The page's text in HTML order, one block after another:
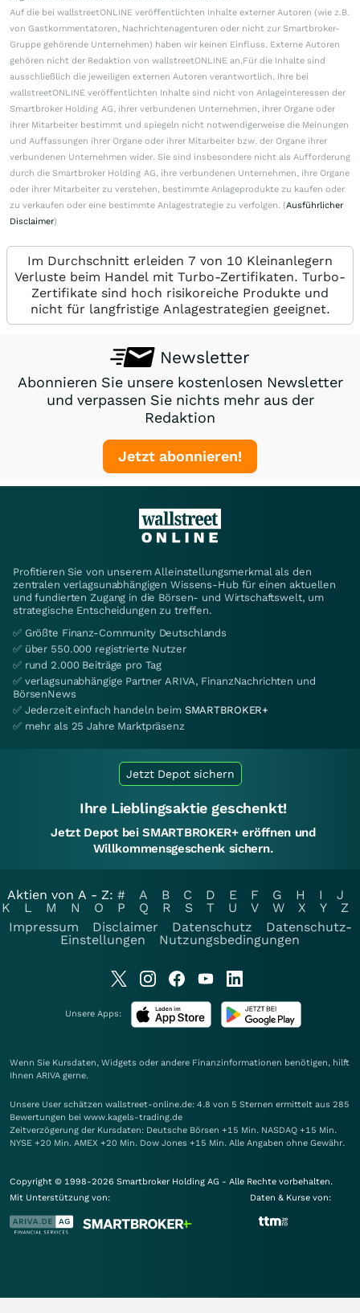
Auf die bei wallstreetONLINE veröffentlichten Inhalte externer Autoren (wie z.B.
von Gastkommentatoren, Nachrichtenagenturen oder nicht zur Smartbroker-
Gruppe gehörende Unternehmen) haben wir keinen Einfluss. Externe Autoren
gehören nicht der Redaktion von wallstreetONLINE an.Für die Inhalte sind
ausschließlich die jeweiligen externen Autoren verantwortlich. Ihre bei
wallstreetONLINE veröffentlichten Inhalte sind nicht von Anlageinteressen der
Smartbroker Holding AG, ihrer verbundenen Unternehmen, ihrer Organe oder
ihrer Mitarbeiter bestimmt und spiegeln nicht notwendigerweise die Meinungen
und Auffassungen ihrer Organe oder ihrer Mitarbeiter bzw. der Organe ihrer
verbundenen Unternehmen wider. Sie sind insbesondere nicht als Aufforderung
durch die Smartbroker Holding AG, ihre verbundenen Unternehmen, ihre Organe
oder ihrer Mitarbeiter zu verstehen, bestimmte Anlageprodukte zu kaufen oder
zu verkaufen oder eine bestimmte Anlagestrategie zu verfolgen. (Ausführlicher
Disclaimer)
Im Durchschnitt erleiden 7 von 10 Kleinanlegern
Verluste beim Handel mit Turbo-Zertifikaten. Turbo-
Zertifikate sind hoch risikoreiche Produkte und
nicht für langfristige Anlagestrategien geeignet.
Newsletter
Abonnieren Sie unsere kostenlosen Newsletter
und verpassen Sie nichts mehr aus der
Redaktion
Jetzt abonnieren!
Profitieren Sie von unserem Alleinstellungsmerkmal als den
zentralen verlagsunabhängigen Wissens-Hub für einen aktuellen
und fundierten Zugang in die Börsen- und Wirtschaftswelt, um
strategische Entscheidungen zu treffen.
✅ Größte Finanz-Community Deutschlands
✅ über 550.000 registrierte Nutzer
✅ rund 2.000 Beiträge pro Tag
✅ verlagsunabhängige Partner ARIVA, FinanzNachrichten und
BörsenNews
✅ Jederzeit einfach handeln beim SMARTBROKER+
✅ mehr als 25 Jahre Marktpräsenz
Jetzt Depot sichern
Ihre Lieblingsaktie geschenkt!
Jetzt Depot bei SMARTBROKER+ eröffnen und
Willkommensgeschenk sichern.
Aktien von A - Z: # A B C D E F G H I
J
K
L M N O P Q R S T U V W X Y
Z
Impressum
Disclaimer Datenschutz
Datenschutz-
Einstellungen
Nutzungsbedingungen
Unsere Apps:
Wenn Sie Kursdaten, Widgets oder andere Finanzinformationen benötigen, hilft
Ihnen ARIVA gerne.
Unsere User schätzen wallstreet-online.de: 4.8 von 5 Sternen ermittelt aus 285
Bewertungen bei www.kagels-trading.de
Zeitverzögerung der Kursdaten: Deutsche Börsen +15 Min. NASDAQ +15 Min.
NYSE +20 Min. AMEX +20 Min. Dow Jones +15 Min. Alle Angaben ohne Gewähr.
Copyright © 1998-2026 Smartbroker Holding AG - Alle Rechte vorbehalten.
Mit Unterstützung von:
Daten & Kurse von: